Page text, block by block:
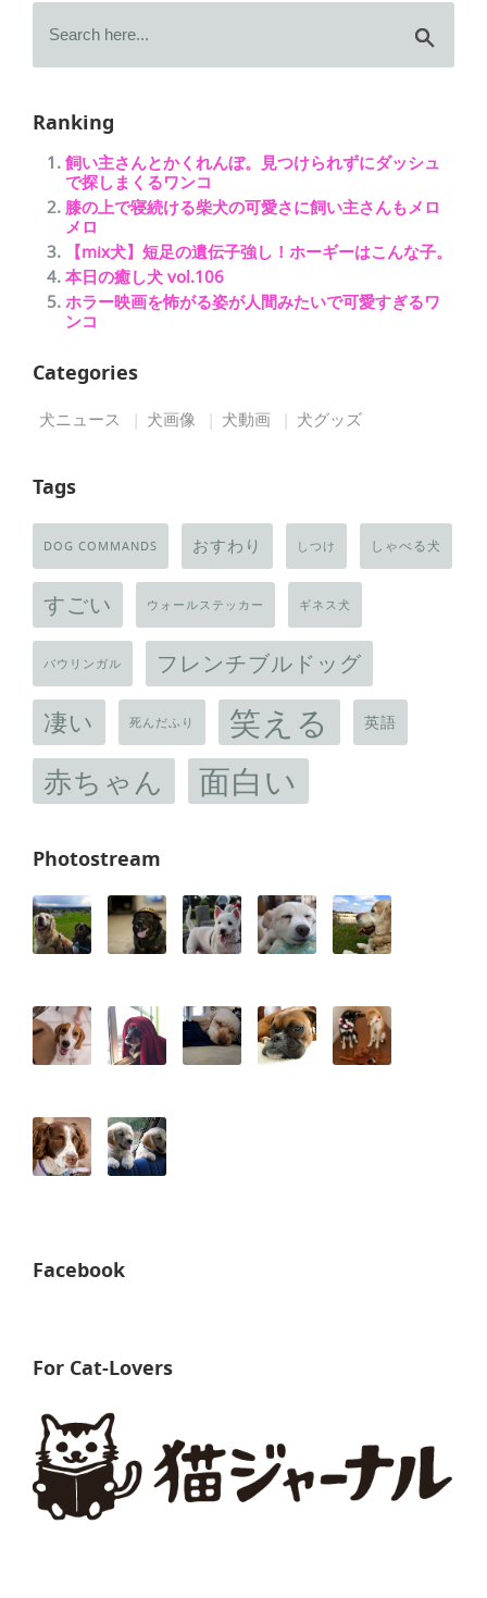
Ranking
飼い主さんとかくれんぼ。見つけられずにダッシュ
で探しまくるワンコ
膝の上で寝続ける柴犬の可愛さに飼い主さんもメロ
メロ
【mix犬】短足の遺伝子強し！ホーギーはこんな子。
本日の癒し犬 vol.106
ホラー映画を怖がる姿が人間みたいで可愛すぎるワ
ンコ
Categories
犬ニュース 犬画像 犬動画 犬グッズ
Tags
DOG COMMANDS おすわり しつけ しゃべる犬
すごい ウォールステッカー ギネス犬
バウリンガル フレンチブルドッグ
凄い 死んだふり 笑える 英語
赤ちゃん 面白い
Photostream
Facebook
For Cat-Lovers